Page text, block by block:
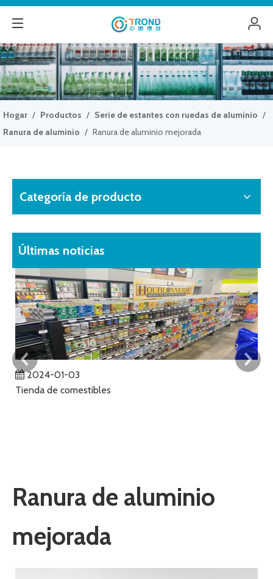
Hogar / Productos / Serie de estantes con ruedas de aluminio /
Ranura de aluminio / Ranura de aluminio mejorada
Categoría de producto
Últimas noticias
2024-01-03
Tienda de comestibles
Ranura de aluminio
mejorada